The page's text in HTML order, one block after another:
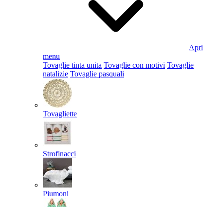
Apri
menu
Tovaglie tinta unita Tovaglie con motivi Tovaglie
natalizie Tovaglie pasquali
Tovagliette
Strofinacci
Piumoni